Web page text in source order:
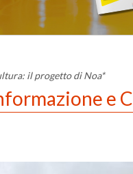
il progetto di Noa*
e